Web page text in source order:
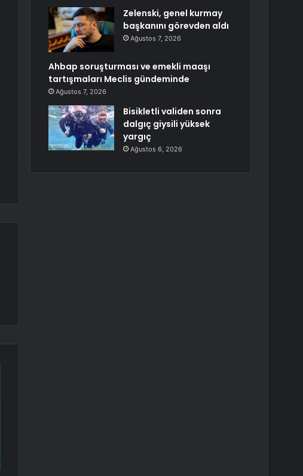
Zelenski, genel kurmay
başkanını görevden aldı
Ağustos 7, 2026
Ahbap soruşturması ve emekli maaşı
tartışmaları Meclis gündeminde
Ağustos 7, 2026
Bisikletli validen sonra
dalgıç giysili yüksek
yargıç
Ağustos 6, 2026